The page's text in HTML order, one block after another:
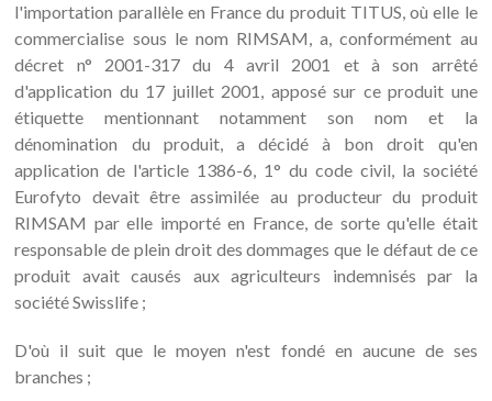
l'importation parallèle en France du produit TITUS, où elle le
commercialise sous le nom RIMSAM, a, conformément au
décret n° 2001-317 du 4 avril 2001 et à son arrêté
d'application du 17 juillet 2001, apposé sur ce produit une
étiquette mentionnant notamment son nom et la
dénomination du produit, a décidé à bon droit qu'en
application de l'article 1386-6, 1° du code civil, la société
Eurofyto devait être assimilée au producteur du produit
RIMSAM par elle importé en France, de sorte qu'elle était
responsable de plein droit des dommages que le défaut de ce
produit avait causés aux agriculteurs indemnisés par la
société Swisslife ;
D'où il suit que le moyen n'est fondé en aucune de ses
branches ;